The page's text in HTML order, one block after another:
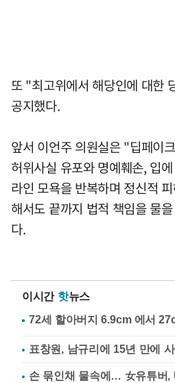
또 "최고위에서 해당인에 대한
공지했다.
앞서 이언주 의원실은 "딥페이
허위사실 유포와 명예훼손, 입
라인 모욕을 반복하며 정신적
해서도 끝까지 법적 책임을 물
다.
이시간 핫뉴스
표창원, 남규리에 15년 만에
손 묶인채 물속에… 女유튜버,